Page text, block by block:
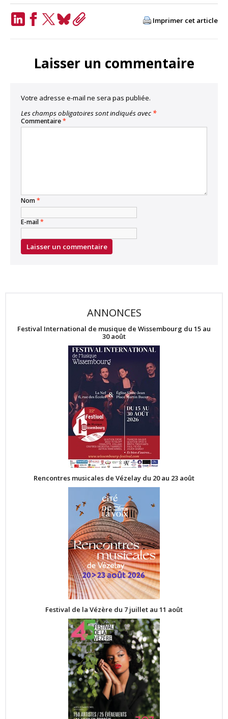
Imprimer cet article
Laisser un commentaire
Votre adresse e-mail ne sera pas publiée.
Les champs obligatoires sont indiqués avec *
Commentaire*
Nom*
E-mail*
ANNONCES
Festival International de musique de Wissembourg du 15 au
30 août
Rencontres musicales de Vézelay du 20 au 23 août
Festival de la Vézère du 7 juillet au 11 août